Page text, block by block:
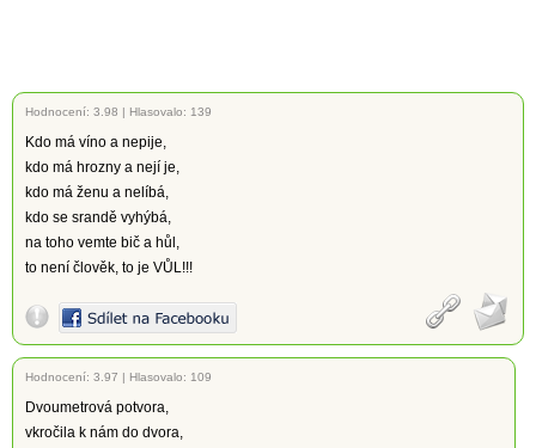
Hodnocení: 3.98 | Hlasovalo: 139
Kdo má víno a nepije,
kdo má hrozny a nejí je,
kdo má ženu a nelíbá,
kdo se srandě vyhýbá,
na toho vemte bič a hůl,
to není člověk, to je VŮL!!!
Hodnocení: 3.97 | Hlasovalo: 109
Dvoumetrová potvora,
vkročila k nám do dvora,